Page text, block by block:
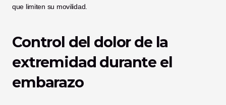
que limiten su movilidad.
Control del dolor de la
extremidad durante el
embarazo